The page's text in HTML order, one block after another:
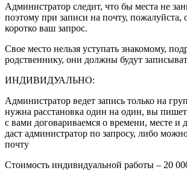
Администратор следит, что бы места не
поэтому при записи на почту, пожалуйста,
коротко ваш запрос.
Свое место нельзя уступать знакомому,
родственнику, они должны будут
ИНДИВИДУАЛЬНО:
Администратор ведет запись только на
нужна расстановка один на один, вы
с вами договариваемся о времени, месте и
даст администратор по запросу, либо
почту
Стоимость индивидуальной работы – 20